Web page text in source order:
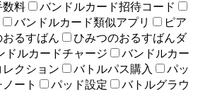
数料
バンドルカード招待コード
バンドルカード類似アプリ
ピア
るすばん
ひみつのおるすばんダ
ドルカードチャージ
バンドルカー
レクション バトルパス購入
パッ
ート パッド設定
バトルグラウ